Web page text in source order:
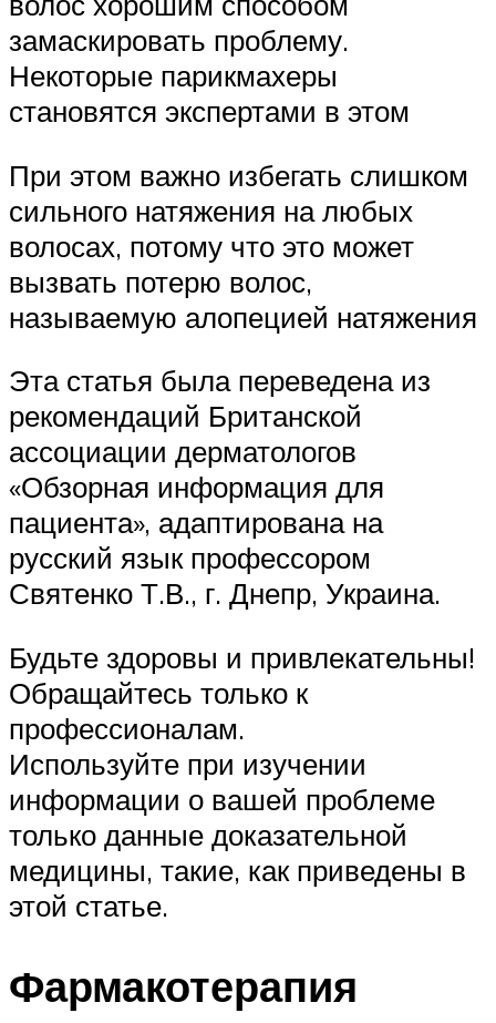
замаскировать проблему.
Некоторые парикмахеры
становятся экспертами в этом
При этом важно избегать слишком
сильного натяжения на любых
волосах, потому что это может
вызвать потерю волос,
называемую алопецией натяжения
Эта статья была переведена из
рекомендаций Британской
ассоциации дерматологов
«Обзорная информация для
пациента», адаптирована на
русский язык профессором
Святенко Т.В., г. Днепр, Украина.
Будьте здоровы и привлекательны!
Обращайтесь только к
профессионалам.
Используйте при изучении
информации о вашей проблеме
только данные доказательной
медицины, такие, как приведены в
этой статье.
Фармакотерапия